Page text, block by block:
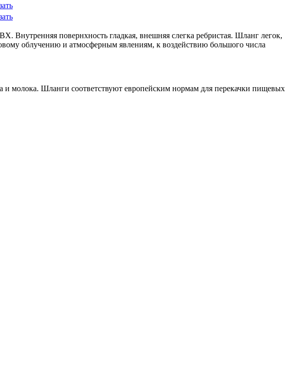
повернхность гладкая, внешняя слегка ребристая. Шланг легок,
облучению и атмосферным явлениям, к воздействию большого числа
и молока. Шланги соответствуют европейским нормам для перекачки пищевых